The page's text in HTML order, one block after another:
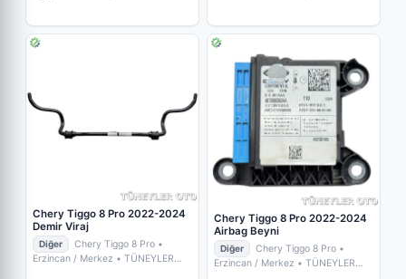
Chery Tiggo 8 Pro 2022-2024
Demir Viraj
Diğer Chery Tiggo 8 Pro •
Erzincan / Merkez • TÜNEYLER
Chery Tiggo 8 Pro 2022-2024
Airbag Beyni
Diğer Chery Tiggo 8 Pro •
Erzincan / Merkez • TÜNEYLER